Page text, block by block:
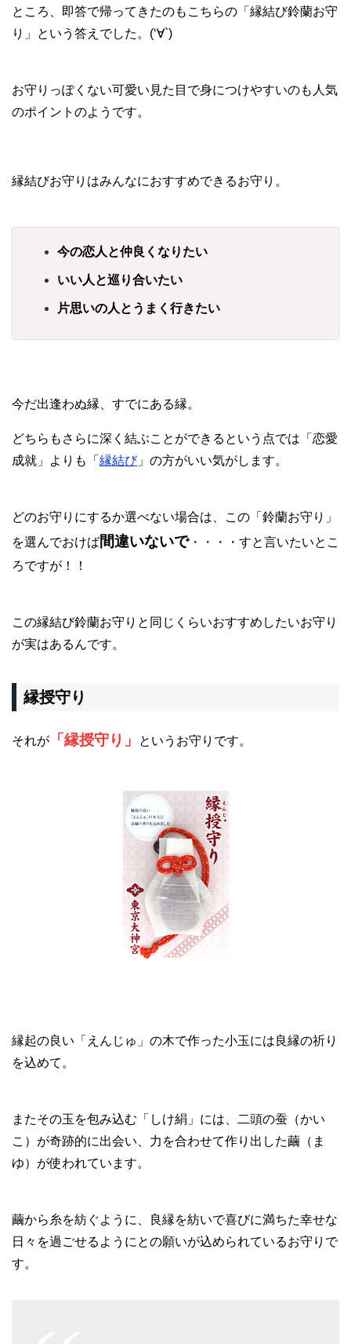
ところ、即答で帰ってきたのもこちらの「縁結び鈴蘭お守
り」という答えでした。(‘∀`)
お守りっぽくない可愛い見た目で身につけやすいのも人気
のポイントのようです。
縁結びお守りはみんなにおすすめできるお守り。
今の恋人と仲良くなりたい
いい人と巡り合いたい
片思いの人とうまく行きたい
今だ出逢わぬ縁、すでにある縁。
どちらもさらに深く結ぶことができるという点では「恋愛
成就」よりも「 縁結び」の方がいい気がします。
どのお守りにするか選べない場合は、この「鈴蘭お守り」
を選んでおけば間違いないで・・・・すと言いたいとこ
ろですが！！
この縁結び鈴蘭お守りと同じくらいおすすめしたいお守り
が実はあるんです。
縁授守り
それが 「縁授守り」 というお守りです。
縁起の良い「えんじゅ」の木で作った小玉には良縁の祈り
を込めて。
またその玉を包み込む「しけ絹」には、二頭の蚕（かい
こ）が奇跡的に出会い、力を合わせて作り出した繭（ま
ゆ）が使われています。
繭から糸を紡ぐように、良縁を紡いで喜びに満ちた幸せな
日々を過ごせるようにとの願いが込められているお守りで
す。